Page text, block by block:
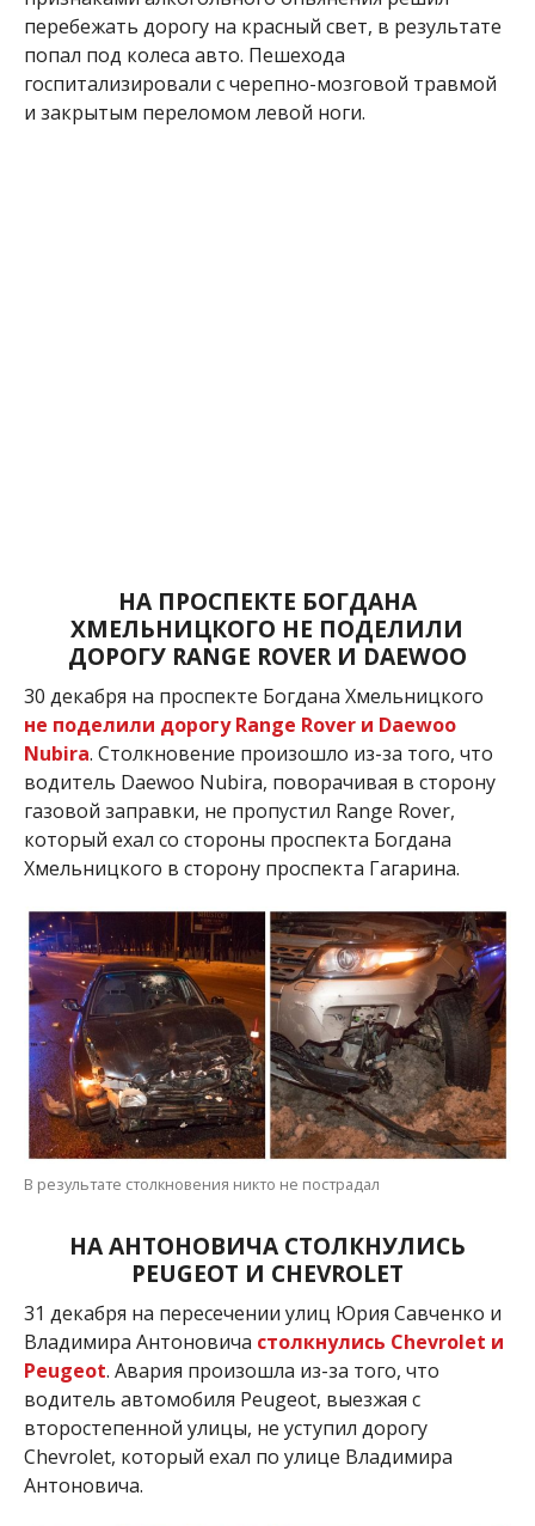
перебежать дорогу на красный свет, в результате
попал под колеса авто. Пешехода
госпитализировали с черепно-мозговой травмой
и закрытым переломом левой ноги.
НА ПРОСПЕКТЕ БОГДАНА
ХМЕЛЬНИЦКОГО НЕ ПОДЕЛИЛИ
ДОРОГУ RANGE ROVER И DAEWOO
30 декабря на проспекте Богдана Хмельницкого
не поделили дорогу Range Rover и Daewoo
Nubira. Столкновение произошло из-за того, что
водитель Daewoo Nubira, поворачивая в сторону
газовой заправки, не пропустил Range Rover,
который ехал со стороны проспекта Богдана
Хмельницкого в сторону проспекта Гагарина.
В результате столкновения никто не пострадал
НА АНТОНОВИЧА СТОЛКНУЛИСЬ
PEUGEOT И CHEVROLET
31 декабря на пересечении улиц Юрия Савченко и
Владимира Антоновича столкнулись Chevrolet и
Peugeot. Авария произошла из-за того, что
водитель автомобиля Peugeot, выезжая с
второстепенной улицы, не уступил дорогу
Chevrolet, который ехал по улице Владимира
Антоновича.